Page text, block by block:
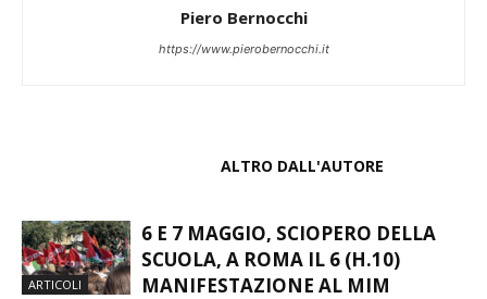
Piero Bernocchi
https://www.pierobernocchi.it
ALTRO DALL'AUTORE
ARTICOLI
6 E 7 MAGGIO, SCIOPERO DELLA
SCUOLA, A ROMA IL 6 (H.10)
MANIFESTAZIONE AL MIM